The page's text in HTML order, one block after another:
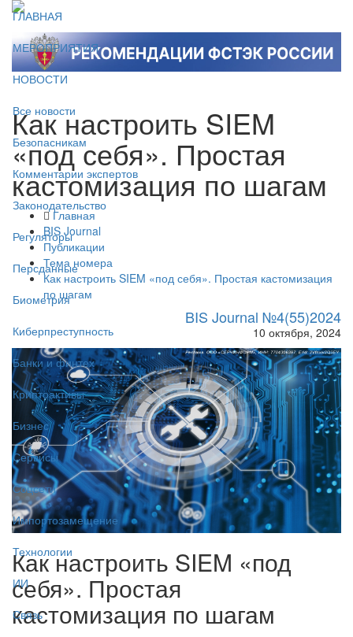
ГЛАВНАЯ
МЕРОПРИЯТИЯ
НОВОСТИ
Все новости
Безопасникам
Комментарии экспертов
Законодательство
Регуляторы
Персданные
Биометрия
Киберпреступность
Банки и финтех
Криптоактивы
Бизнес
Сервисы
Соцсети
Импортозамещение
Технологии
ИИ
Связь
Как настроить SIEM
«под себя». Простая
кастомизация по шагам
Главная
BIS Journal
Публикации
Тема номера
Как настроить SIEM «под себя». Простая кастомизация
по шагам
BIS Journal №4(55)2024
10 октября, 2024
Как настроить SIEM «под
себя». Простая
кастомизация по шагам